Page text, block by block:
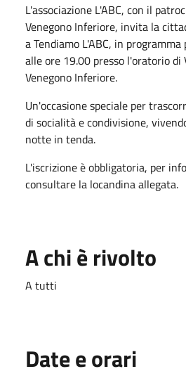
L'associazione L'ABC, con il
Venegono Inferiore, invita la
a Tendiamo L'ABC, in
alle ore 19.00 presso l'oratorio di
Venegono Inferiore.
Un'occasione speciale per
di socialità e condivisione,
notte in tenda.
L'iscrizione è obbligatoria, per
consultare la locandina allegata.
A chi è rivolto
A tutti
Date e orari